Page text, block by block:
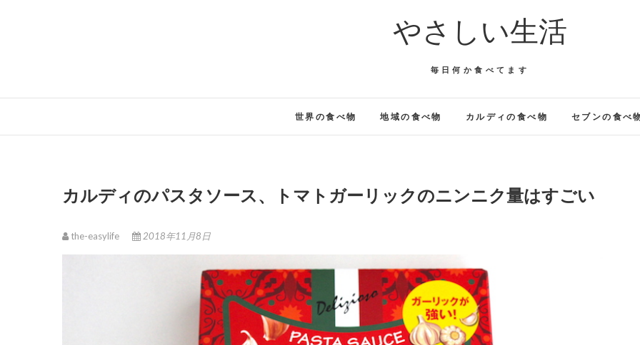
やさしい生活
毎日何か食べてます
世界の食べ物 地域の食べ物 カルディの食べ物 セブンの食べ
カルディのパスタソース、トマトガーリックのニンニク量はすごい
the-easylife 2018年11月8日